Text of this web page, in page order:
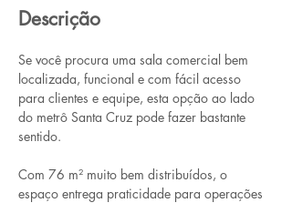
Descrição
Se você procura uma sala comercial bem
localizada, funcional e com fácil acesso
para clientes e equipe, esta opção ao lado
do metrô Santa Cruz pode fazer bastante
sentido.
Com 76 m² muito bem distribuídos, o
espaço entrega praticidade para operações